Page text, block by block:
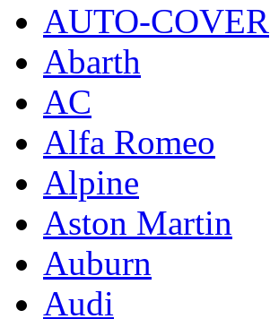
AUTO-COVER
Abarth
AC
Alfa Romeo
Alpine
Aston Martin
Auburn
Audi